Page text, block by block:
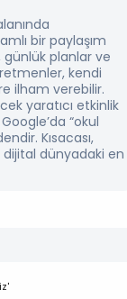
bir paylaşım
planlar ve
kendi
ilham verebilir.
yaratıcı etkinlik
“okul
Kısacası,
dünyadaki en